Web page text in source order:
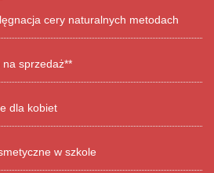
cery naturalnych metodach
sprzedaż**
dla kobiet
w szkole